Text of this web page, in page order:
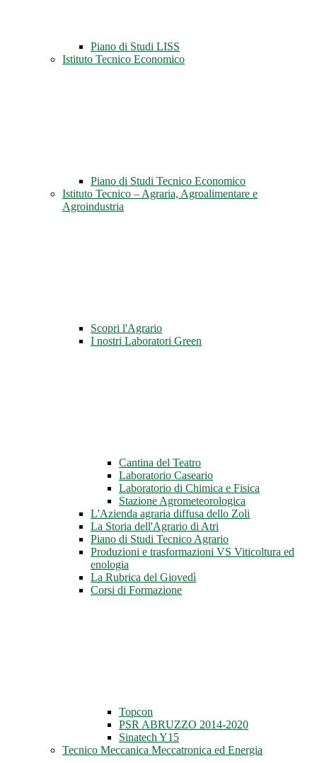
Piano di Studi LISS
Istituto Tecnico Economico
Piano di Studi Tecnico Economico
Istituto Tecnico – Agraria, Agroalimentare e
Agroindustria
Scopri l'Agrario
I nostri Laboratori Green
Cantina del Teatro
Laboratorio Caseario
Laboratorio di Chimica e Fisica
Stazione Agrometeorologica
L'Azienda agraria diffusa dello Zoli
La Storia dell'Agrario di Atri
Piano di Studi Tecnico Agrario
Produzioni e trasformazioni VS Viticoltura ed
enologia
La Rubrica del Giovedì
Corsi di Formazione
Topcon
PSR ABRUZZO 2014-2020
Sinatech Y15
Tecnico Meccanica Meccatronica ed Energia